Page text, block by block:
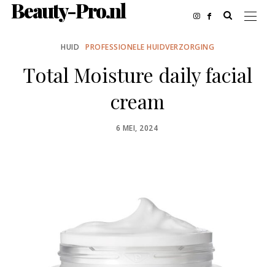
Beauty-Pro.nl
HUID PROFESSIONELE HUIDVERZORGING
Total Moisture daily facial
cream
POSTED
6 MEI, 2024